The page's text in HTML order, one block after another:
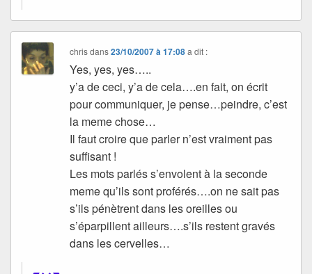
chrisdans23/10/2007 à 17:08 a dit :
Yes, yes, yes…..
y’a de ceci, y’a de cela….en fait, on écrit
pour communiquer, je pense…peindre, c’est
la meme chose…
Il faut croire que parler n’est vraiment pas
suffisant !
Les mots parlés s’envolent à la seconde
meme qu’ils sont proférés….on ne sait pas
s’ils pénètrent dans les oreilles ou
s’éparpillent ailleurs….s’ils restent gravés
dans les cervelles…